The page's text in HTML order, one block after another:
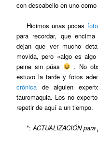
con descabello en uno
Hicimos unas pocas
para recordar, que
dejan que ver mucho
movida, pero «algo es
peine sin púas
. No
estuvo la tarde y fotos
crónica de alguien
tauromaquia. Los no
repetir de aquí a un tiempo.
*:ACTUALIZACIÓN